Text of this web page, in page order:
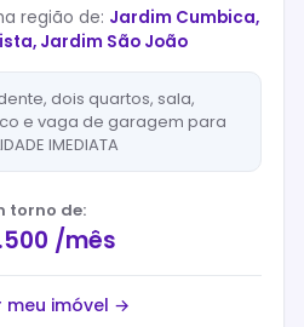
região de: Jardim Cumbica,
Jardim São João
dois quartos, sala,
e vaga de garagem para
IMEDIATA
torno de:
/mês
meu imóvel →